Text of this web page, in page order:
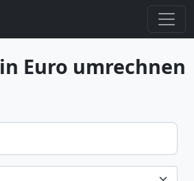
in Euro umrechnen